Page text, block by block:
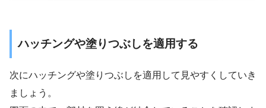
ハッチングや塗りつぶしを適用する
次にハッチングや塗りつぶしを適用して見やすくしていき
ましょう。